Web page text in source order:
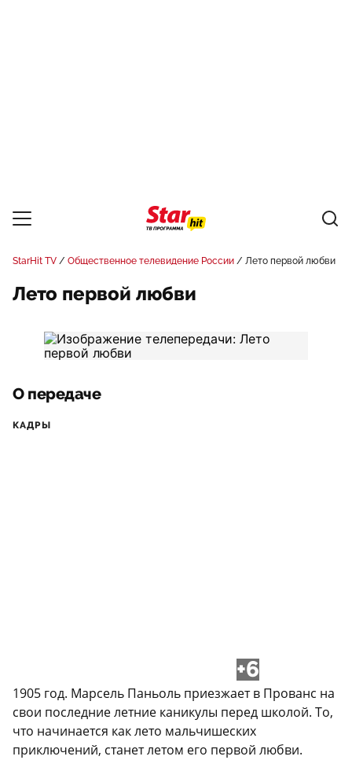
StarHit TV Общественное телевидение России Лето первой любви
Лето первой любви
О передаче
КАДРЫ
+6
1905 год. Марсель Паньоль приезжает в Прованс на
свои последние летние каникулы перед школой. То,
что начинается как лето мальчишеских
приключений, станет летом его первой любви.